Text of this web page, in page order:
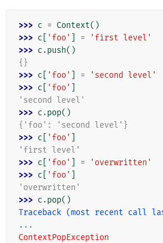
>>> c = Context()
>>> c 'foo' =
'first level'
>>> c .push()
{}
>>> c 'foo' =
'second level'
>>> c 'foo'
'second level'
>>> c .pop()
{'foo': 'second level'}
>>> c 'foo'
'first level'
>>> c 'foo' =
'overwritten'
>>> c 'foo'
'overwritten'
>>> c .pop()
Traceback (most recent call
...
ContextPopException